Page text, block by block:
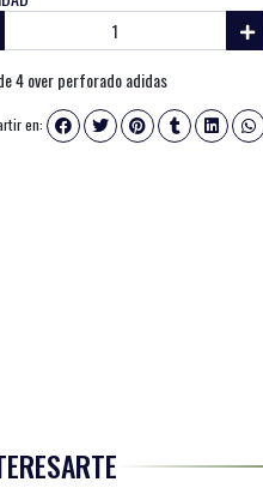
4 over perforado adidas
en: